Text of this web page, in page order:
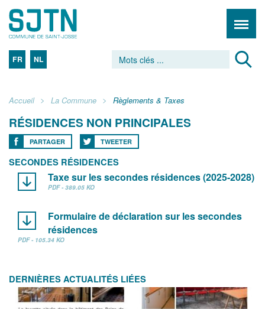
FR NL
Accueil La Commune Règlements & Taxes
RÉSIDENCES NON PRINCIPALES
PARTAGER TWEETER
SECONDES RÉSIDENCES
Taxe sur les secondes résidences (2025-2028)
PDF - 389.05 KO
Formulaire de déclaration sur les secondes
résidences
PDF - 105.34 KO
DERNIÈRES ACTUALITÉS LIÉES